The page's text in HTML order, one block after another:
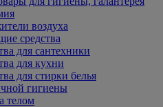
воздуха
средства
для сантехники
для кухни
для стирки белья
гигиены
телом